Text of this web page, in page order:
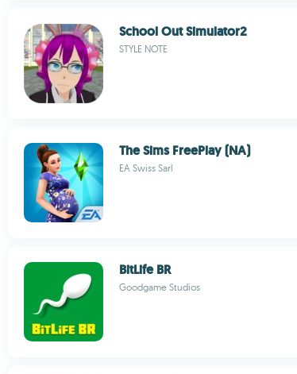
School Out Simulator2
STYLE NOTE
The Sims FreePlay (NA)
EA Swiss Sarl
BitLife BR
Goodgame Studios